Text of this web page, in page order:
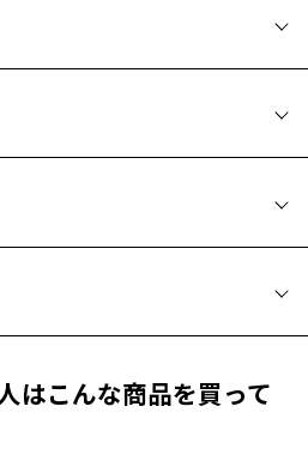
りに追加済です。
りリストはこちら
適な装用感を実現しました。
ょうどいい具合に表情を引き締めて
もたらすワイヤー構造のテンプルは長
いときにもオススメです。
一部クーポンをご利用できません。
16mm
合計料金を知りたい方へ
間品質保証
ンズ交換券」をお選びのうえ、
ンズをお買い求めください。
では「レンズ交換券」はお選び
はこんな商品を買って